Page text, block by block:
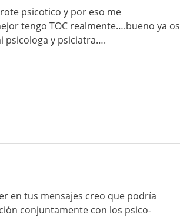
psicotico y por eso me
tengo TOC realmente….bueno ya os
psicologa y psiciatra….
en tus mensajes creo que podría
conjuntamente con los psico-